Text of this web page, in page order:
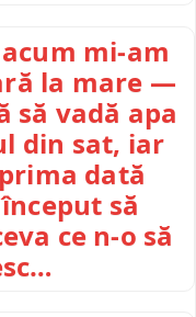
mi-am
la mare —
să vadă apa
din sat, iar
dată
să
ce n-o să